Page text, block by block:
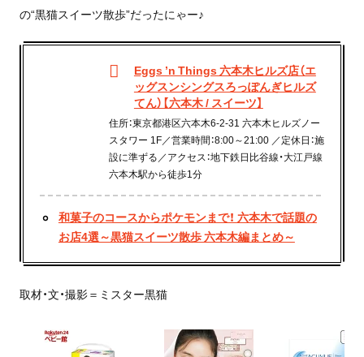
の“黒猫スイーツ散歩”だったにゃー♪
Eggs ’n Things 六本木ヒルズ店（エ
ッグスンシングスろっぽんぎヒルズ
てん）【六本木 / スイーツ】
住所：東京都港区六本木6-2-31 六本木ヒルズノー
スタワー 1F／営業時間：8:00～21:00 ／定休日：施
設に準ずる／アクセス：地下鉄日比谷線・大江戸線
六本木駅から徒歩1分
和菓子のコースからポケモンまで！ 六本木で話題の
お店4選～黒猫スイーツ散歩 六本木編まとめ～
取材・文・撮影＝ミスター黒猫